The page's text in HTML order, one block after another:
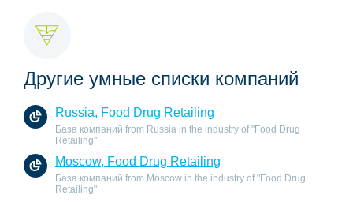
Другие умные списки компаний
Russia, Food Drug Retailing
База компаний from Russia in the industry of "Food Drug
Retailing"
Moscow, Food Drug Retailing
База компаний from Moscow in the industry of "Food Drug
Retailing"